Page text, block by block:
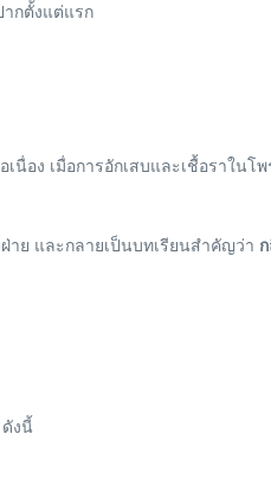
กตั้งแต่แรก
อง เมื่อการอักเสบและเชื้อราใน
าย และกลายเป็นบทเรียนสำคัญว่า
งนี้